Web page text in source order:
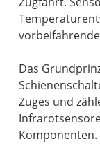
Das
Zuges und
Komponenten.